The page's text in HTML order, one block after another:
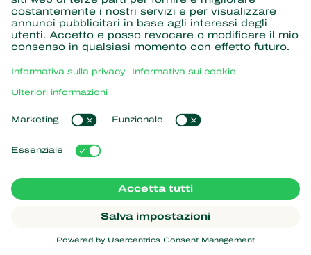
Partner con la natura
Vespe parassite
Nematodi benefici
Microrganismi benefici
Protezione delle colture
Informazioni su Koppert
Notizie e informazioni
Lavora per Koppert
Link popolari
L'esperienza dei nostri clienti
Koppert Global
Gestione dei cookie
Informativa sui cookie